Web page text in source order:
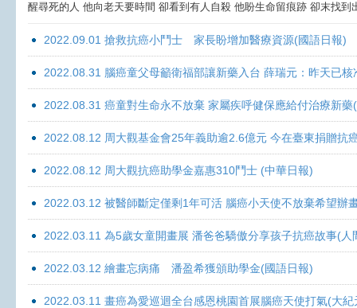
醒尋死的人 他向老天要時間 卻看到有人自殺 他盼生命留痕跡 卻末找到
2022.09.01 搶救抗癌小鬥士 家長盼增加醫療資源(國語日報)
2022.08.31 腦癌童父母籲衛福部讓新藥入台 薛瑞元：昨天已
2022.08.31 癌童對生命永不放棄 家屬疾呼健保應給付治療新藥
2022.08.12 周大觀基金會25年義助逾2.6億元 今在臺東捐贈抗
2022.08.12 周大觀抗癌助學金嘉惠310鬥士 (中華日報)
2022.03.12 被醫師斷定僅剩1年可活 腦癌小天使不放棄希望辦
2022.03.11 為5歲女童開畫展 潘爸爸驕傲分享孩子抗癌故事(人
2022.03.12 繪畫忘病痛 潘盈希獲頒助學金(國語日報)
2022.03.11 畫癌為愛巡迴全台感恩桃園首展腦癌天使打氣(大紀